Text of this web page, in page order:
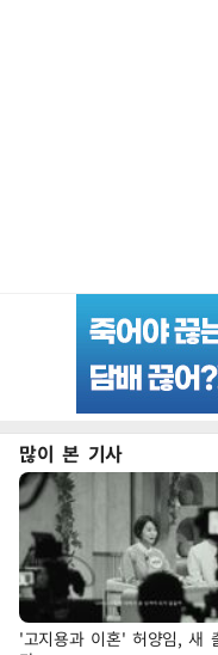
많이 본 기사
'고지용과 이혼' 허양임, 새